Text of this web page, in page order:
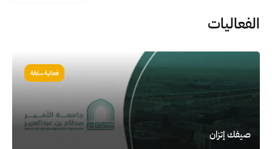
الفعاليات
الصورة
فعالية سابقة
صيفك إتزان